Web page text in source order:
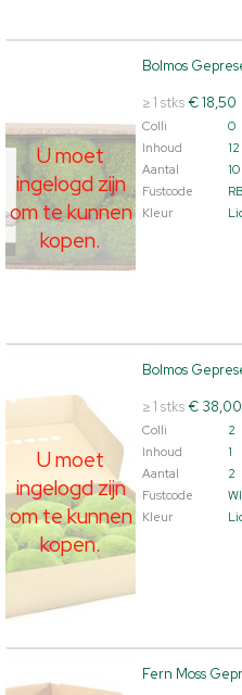
U moet
ingelogd zijn
om te kunnen
kopen.
Bolmos
≥ 1 stks€ 18,50
Colli 0
Inhoud
12
Aantal
10
Fustcode
Kleur
Bolmos Gepreserveerd -
U moet ingelogd zijn om
in te loggen.
U moet
ingelogd zijn
om te kunnen
kopen.
Bolmos
≥ 1 stks€ 38,00
Colli 2
Inhoud
1
Aantal
2
Fustcode
Kleur
Bolmos Gepreserveerd
U moet ingelogd zijn om
in te loggen.
Fern Moss
Fern Moss Gepreserveerd